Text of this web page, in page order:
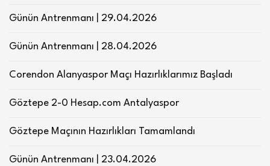
Günün Antrenmanı | 29.04.2026
Günün Antrenmanı | 28.04.2026
Corendon Alanyaspor Maçı Hazırlıklarımız Başladı
Göztepe 2-0 Hesap.com Antalyaspor
Göztepe Maçının Hazırlıkları Tamamlandı
Günün Antrenmanı | 23.04.2026